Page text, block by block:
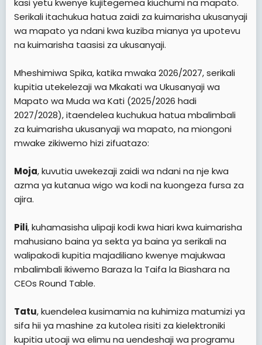
Serikali itachukua hatua zaidi za kuimarisha ukusanyaji
wa mapato ya ndani kwa kuziba mianya ya upotevu
na kuimarisha taasisi za ukusanyaji.
Mheshimiwa Spika, katika mwaka 2026/2027, serikali
kupitia utekelezaji wa Mkakati wa Ukusanyaji wa
Mapato wa Muda wa Kati (2025/2026 hadi
2027/2028), itaendelea kuchukua hatua mbalimbali
za kuimarisha ukusanyaji wa mapato, na miongoni
mwake zikiwemo hizi zifuatazo:
Moja, kuvutia uwekezaji zaidi wa ndani na nje kwa
azma ya kutanua wigo wa kodi na kuongeza fursa za
ajira.
Pili, kuhamasisha ulipaji kodi kwa hiari kwa kuimarisha
mahusiano baina ya sekta ya baina ya serikali na
walipakodi kupitia majadiliano kwenye majukwaa
mbalimbali ikiwemo Baraza la Taifa la Biashara na
CEOs Round Table.
Tatu, kuendelea kusimamia na kuhimiza matumizi ya
sifa hii ya mashine za kutolea risiti za kielektroniki
kupitia utoaji wa elimu na uendeshaji wa programu